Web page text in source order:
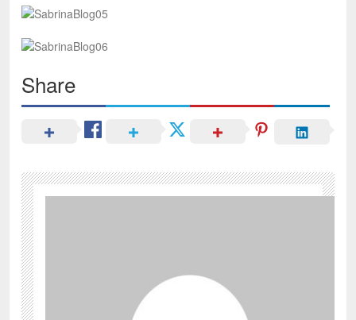
Share